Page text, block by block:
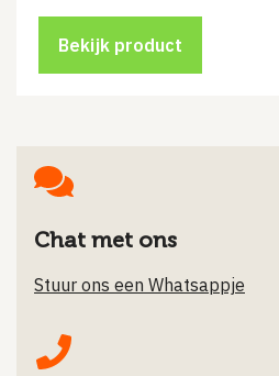
Bekijk product
Chat met ons
Stuur ons een Whatsappje